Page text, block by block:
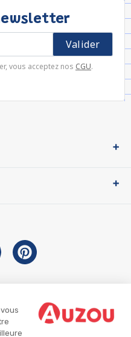
vous acceptez nos CGU.